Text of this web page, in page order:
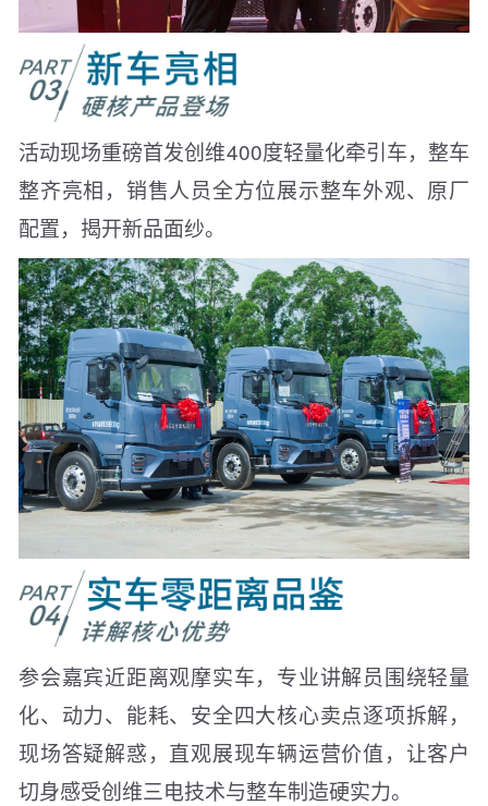
活动现场重磅首发创维400度轻量化牵引车，整车
整齐亮相，销售人员全方位展示整车外观、原厂
配置，揭开新品面纱。
参会嘉宾近距离观摩实车，专业讲解员围绕轻量
化、动力、能耗、安全四大核心卖点逐项拆解，
现场答疑解惑，直观展现车辆运营价值，让客户
切身感受创维三电技术与整车制造硬实力。